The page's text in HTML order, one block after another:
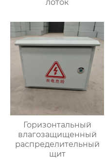
лоток
Горизонтальный
влагозащищенный
распределительный
щит